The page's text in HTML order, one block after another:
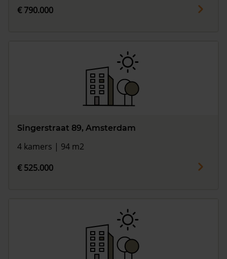
€ 790.000
Singerstraat 89, Amsterdam
4 kamers | 94 m2
€ 525.000